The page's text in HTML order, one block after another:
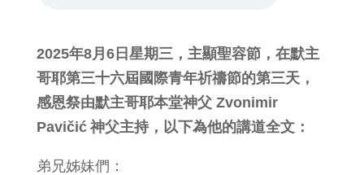
2025年8月6日星期三，主顯聖容節，在默主
哥耶第三十六屆國際青年祈禱節的第三天，
感恩祭由默主哥耶本堂神父 Zvonimir
Pavičić 神父主持，以下為他的講道全文：
弟兄姊妹們：